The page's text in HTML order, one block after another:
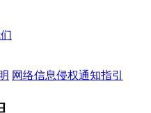
网络信息侵权通知指引